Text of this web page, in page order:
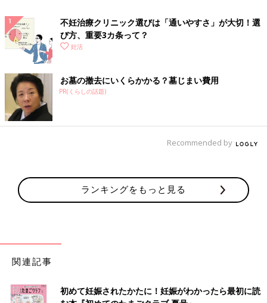
不妊治療クリニック選びは「通いやすさ」が大切！選
び方、重要3カ条って？
妊活
お墓の撤去にいくらかかる？墓じまい費用
PR(くらしの話題)
Recommended by
ランキングをもっと見る
関連記事
初めて妊娠されたかたに！妊娠がわかったら最初に読